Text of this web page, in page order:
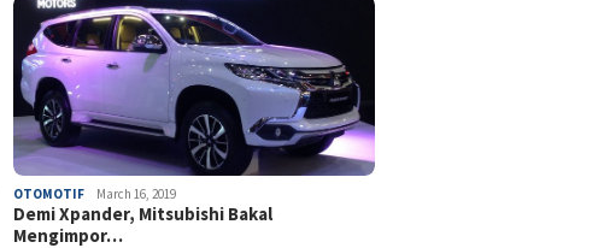
OTOMOTIF March 16, 2019
Demi Xpander, Mitsubishi Bakal
Mengimpor…